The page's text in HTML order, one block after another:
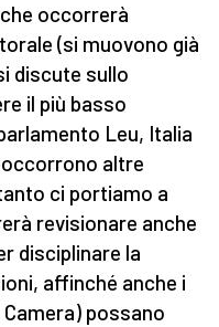
occorrerà
(si muovono già
discute sullo
il più basso
Leu, Italia
altre
ci portiamo a
revisionare anche
disciplinare la
affinché anche i
possano